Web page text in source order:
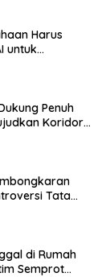
Harus
untuk
Penuh
Koridor
Tata
di Rumah
Semprot